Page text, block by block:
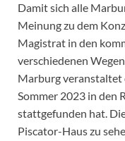
Damit sich alle
Meinung zu dem
Magistrat in den
verschiedenen
Marburg veranstaltet
Sommer 2023 in den
stattgefunden hat.
Piscator-Haus zu